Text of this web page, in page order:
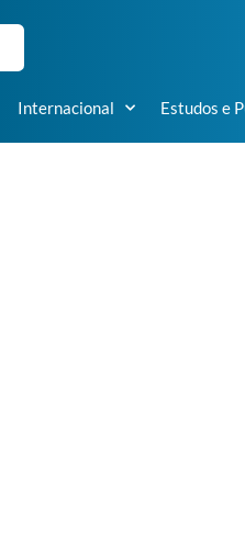
Internacional Estudos e